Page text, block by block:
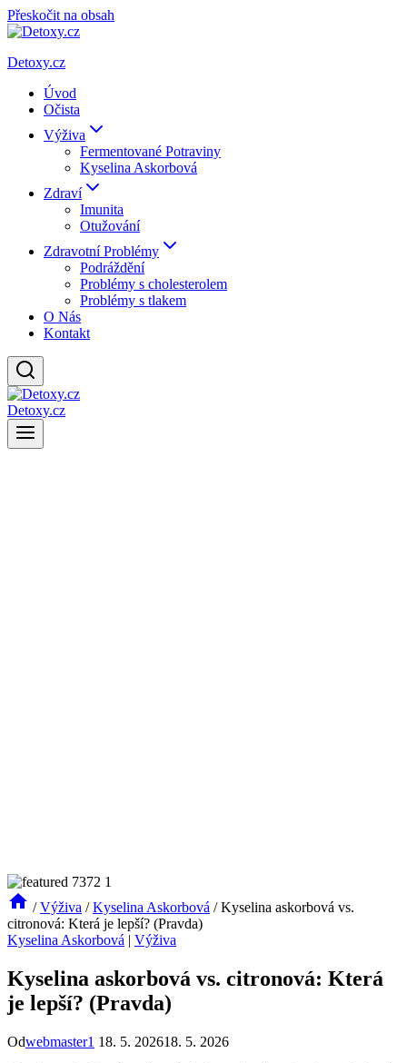
Přeskočit na obsah
Detoxy.cz
Úvod
Očista
Výživa
Fermentované Potraviny
Kyselina Askorbová
Zdraví
Imunita
Otužování
Zdravotní Problémy
Podráždění
Problémy s cholesterolem
Problémy s tlakem
O Nás
Kontakt
Detoxy.cz
/ Výživa / Kyselina Askorbová / Kyselina askorbová vs.
citronová: Která je lepší? (Pravda)
Kyselina Askorbová | Výživa
Kyselina askorbová vs. citronová: Která
je lepší? (Pravda)
Odwebmaster1 18. 5. 202618. 5. 2026